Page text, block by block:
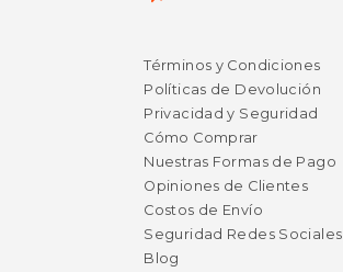
$ 14.11 dcto.
Términos y Condiciones
Políticas de Devolución
Privacidad y Seguridad
Cómo Comprar
Nuestras Formas de Pago
Opiniones de Clientes
Costos de Envío
Seguridad Redes Sociales
Blog